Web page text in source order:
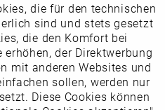
Instagram
Aktiv
Inaktiv
Inaktiv
die für den technischen
sind und stets gesetzt
die den Komfort bei
der Direktwerbung
mit anderen Websites und
sollen, werden nur
Diese Cookies können